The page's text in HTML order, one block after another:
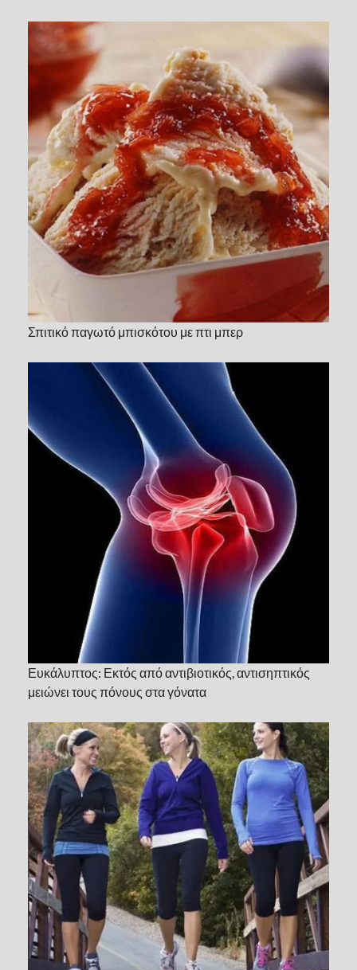
Σπιτικό παγωτό μπισκότου με πτι μπερ
Ευκάλυπτος: Εκτός από αντιβιοτικός, αντισηπτικός
μειώνει τους πόνους στα γόνατα